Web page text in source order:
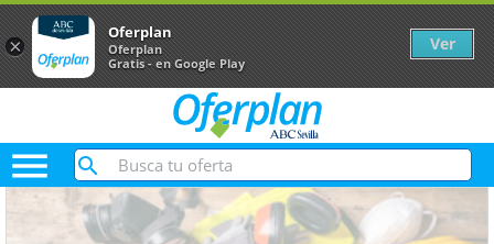

×
Oferplan
Oferplan
Gratis - en Google Play
Ver